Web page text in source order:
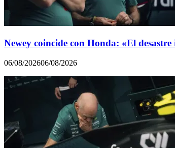
Newey coincide con Honda: «El
06/08/202606/08/2026